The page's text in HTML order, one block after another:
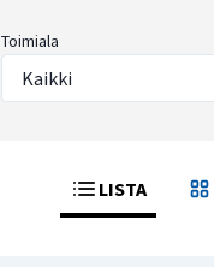
Toimiala
LISTA